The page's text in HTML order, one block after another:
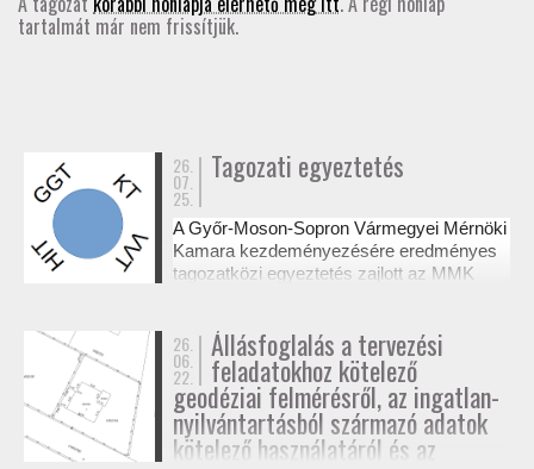
TOVÁBBKÉPZÉSEK
ELNÖKSÉG
MUNKATERVEK, BESZÁMOLÓK
HATÁROZATOK
JOGSZABÁLYOK, SZABÁLYZATOK, SZABVÁNYOK
NÉVJEGYZÉK
SEGÉDLETEK / FAP
tartalmát már nem frissítjük.
26.
07.
25.
Tagozati egyeztetés
A Győr-Moson-Sopron Vármegyei Mérnöki
Kamara kezdeményezésére eredményes
tagozatközi egyeztetés zajlott az MMK
dokumentációk jogosultsági kérdéseiről. A
résztvevő tagozatok a 327/2015. (XI. 10.)
Korm. rendelet alapján tisztázták a
kompetenciahatárokat, és a jövőben közös
workshopok formájában folytatják a
szakmai együttműködést.
26.
06.
22.
Állásfoglalás a tervezési
feladatokhoz kötelező
geodéziai felmérésről, az ingatlan-
nyilvántartásból származó adatok
kötelező használatáról és az